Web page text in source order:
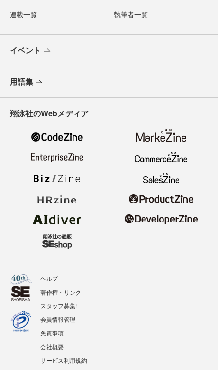
連載一覧 執筆者一覧
イベント
用語集
翔泳社のWebメディア
ヘルプ
著作権・リンク
スタッフ募集!
会員情報管理
免責事項
会社概要
サービス利用規約